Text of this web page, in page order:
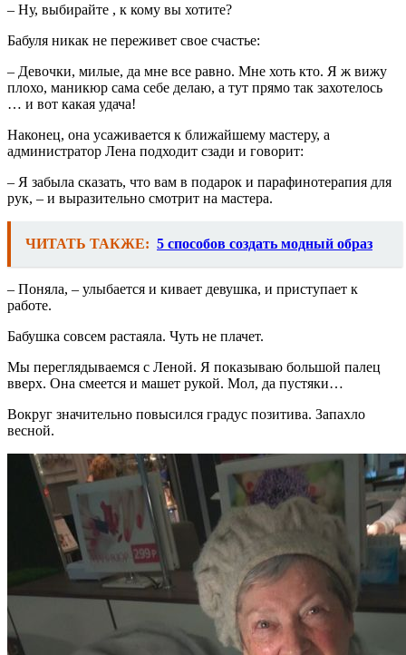
– Ну, выбирайте , к кому вы хотите?
Бабуля никак не переживет свое счастье:
– Девочки, милые, да мне все равно. Мне хоть кто. Я ж вижу
плохо, маникюр сама себе делаю, а тут прямо так захотелось
… и вот какая удача!
Наконец, она усаживается к ближайшему мастеру, а
администратор Лена подходит сзади и говорит:
– Я забыла сказать, что вам в подарок и парафинотерапия для
рук, – и выразительно смотрит на мастера.
ЧИТАТЬ ТАКЖЕ: 5 способов создать модный образ
– Поняла, – улыбается и кивает девушка, и приступает к
работе.
Бабушка совсем растаяла. Чуть не плачет.
Мы переглядываемся с Леной. Я показываю большой палец
вверх. Она смеется и машет рукой. Мол, да пустяки…
Вокруг значительно повысился градус позитива. Запахло
весной.